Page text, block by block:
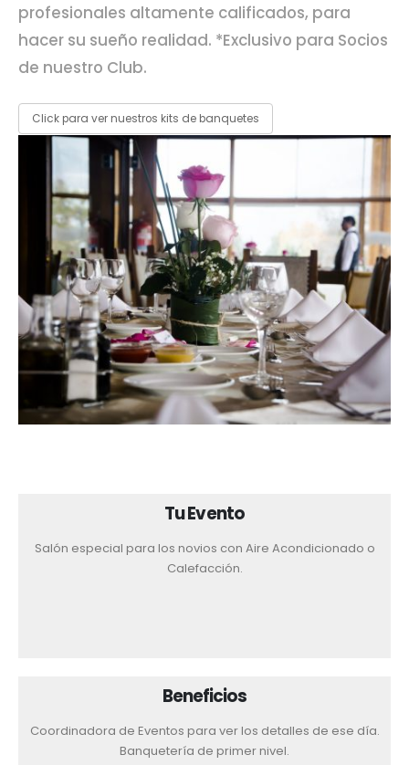
profesionales altamente calificados, para
hacer su sueño realidad. *Exclusivo para Socios
de nuestro Club.
Click para ver nuestros kits de banquetes
Tu Evento
Salón especial para los novios con Aire Acondicionado o
Calefacción.
Beneficios
Coordinadora de Eventos para ver los detalles de ese día.
Banquetería de primer nivel.